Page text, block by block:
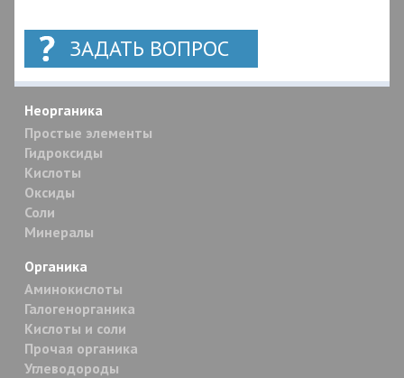
ЗАДАТЬ ВОПРОС
Неорганика
Простые элементы
Гидроксиды
Кислоты
Оксиды
Соли
Минералы
Органика
Аминокислоты
Галогенорганика
Кислоты и соли
Прочая органика
Углеводороды